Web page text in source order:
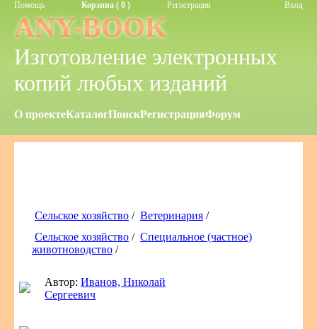
Помощь Корзина ( 0 ) Регистрация Вход
ANY-BOOK
Изготовление электронных
копий любых изданий
О проектеКаталогПоискРегистрацияФорум
Сельское хозяйство / Ветеринария /
Сельское хозяйство / Специальное (частное)
животноводство /
Автор:Иванов, Николай
Сергеевич